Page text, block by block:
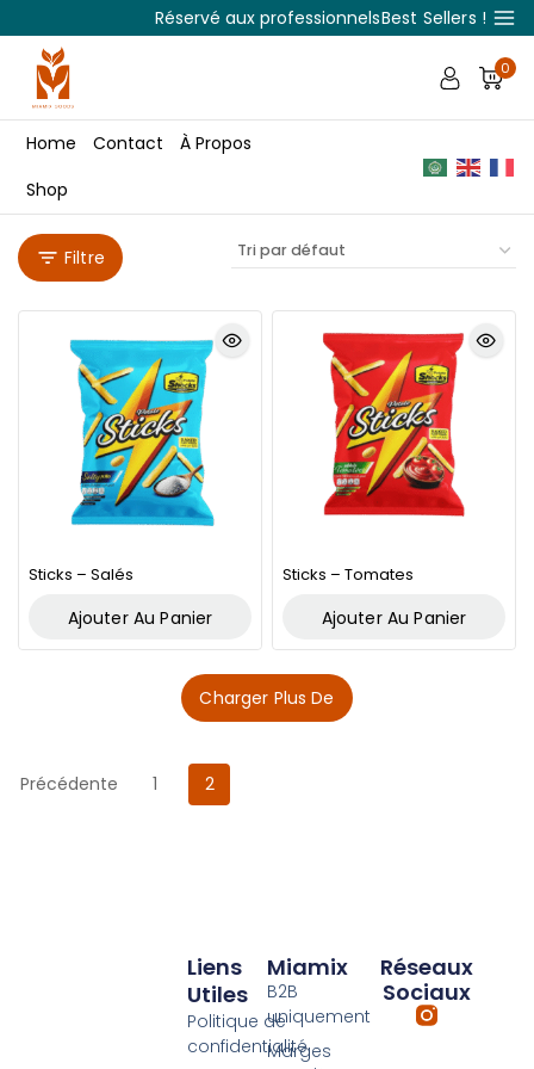
Réservé aux professionnelsBest Sellers !
0
Home Contact
À Propos
Shop
Filtre
Sticks – Salés
Ajouter Au Panier
Sticks – Tomates
Ajouter Au Panier
Charger Plus De
Précédente 1 2
Miamix
B2B
uniquement
Marges
Liens
Utiles
Politique de
confidentialité
Réseaux
Sociaux